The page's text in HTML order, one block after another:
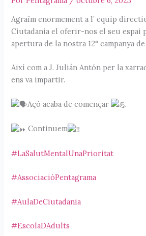
Agraïm enormement a l’ equip
Ciutadania el oferir-nos el seu espai
apertura de la nostra 12° campanya
Així com a J. Julián Antón per la
ens va impartir.
Açò acaba de començar
Continuem
#LaSalutMentalUnaPrioritat
#AssociacióPentagrama
#AulaDeCiutadania
#EscolaDAdults